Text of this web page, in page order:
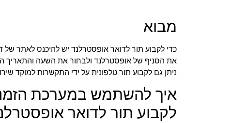
מבוא
כדי לקבוע תור לדואר אופסטרלנד יש להיכנס לאתר
את הסניף של אופסטרלנד ולבחור את השעה
ניתן גם לקבוע תור טלפונית על ידי התקשרות למוקד
איך להשתמש במערכת
לקבוע תור לדואר